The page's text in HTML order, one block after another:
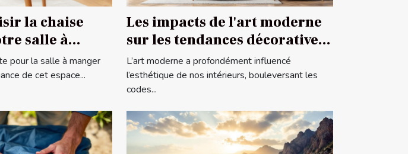
la chaise
salle à
pour la salle à manger
de cet espace...
Les impacts de l'art moderne
sur les tendances décoratives
contemporaines
L’art moderne a profondément influencé
l’esthétique de nos intérieurs, bouleversant les
codes...